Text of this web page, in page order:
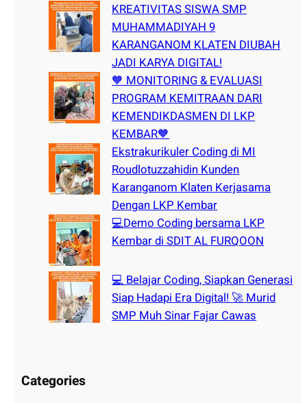
KREATIVITAS SISWA SMP
MUHAMMADIYAH 9
KARANGANOM KLATEN DIUBAH
JADI KARYA DIGITAL!
🧡 MONITORING & EVALUASI
PROGRAM KEMITRAAN DARI
KEMENDIKDASMEN DI LKP
KEMBAR🧡
Ekstrakurikuler Coding di MI
Roudlotuzzahidin Kunden
Karanganom Klaten Kerjasama
Dengan LKP Kembar
💻Demo Coding bersama LKP
Kembar di SDIT AL FURQOON
💻 Belajar Coding, Siapkan Generasi
Siap Hadapi Era Digital! 🚀 Murid
SMP Muh Sinar Fajar Cawas
Categories